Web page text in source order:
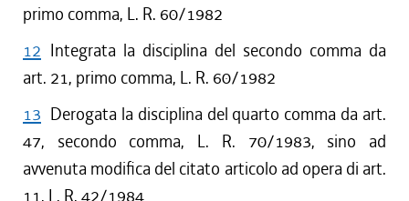
primo comma, L. R. 60/1982
12 Integrata la disciplina del secondo comma da
art. 21, primo comma, L. R. 60/1982
13 Derogata la disciplina del quarto comma da art.
47, secondo comma, L. R. 70/1983, sino ad
avvenuta modifica del citato articolo ad opera di art.
11, L. R. 42/1984